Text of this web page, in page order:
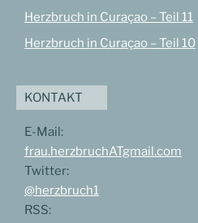
Herzbruch in Curaçao – Teil 11
Herzbruch in Curaçao – Teil 10
KONTAKT
E-Mail:
frau.herzbruchATgmail.com
Twitter:
@herzbruch1
RSS: